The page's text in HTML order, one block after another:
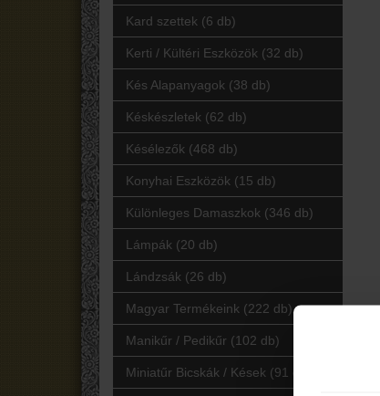
Kard szettek (6 db)
Kerti / Kültéri Eszközök (32 db)
Kés Alapanyagok (38 db)
Késkészletek (62 db)
Késélezők (468 db)
Konyhai Eszközök (15 db)
Különleges Damaszkok (346 db)
Lámpák (20 db)
Lándzsák (26 db)
Magyar Termékeink (222 db)
Manikűr / Pedikűr (102 db)
Miniatűr Bicskák / Kések (91 db)